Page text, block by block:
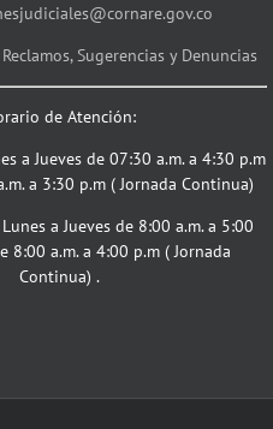
Sugerencias y Denuncias
de Atención:
a Jueves de 07:30 a.m. a 4:30 p.m
a 3:30 p.m ( Jornada Continua)
a Jueves de 8:00 a.m. a 5:00
8:00 a.m. a 4:00 p.m ( Jornada
Continua) .